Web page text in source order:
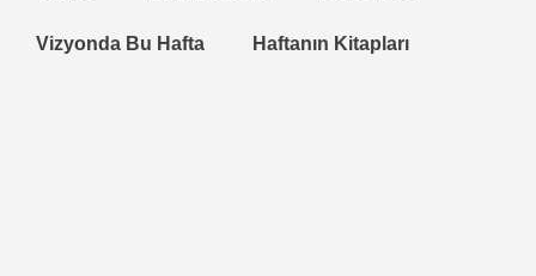
Vizyonda Bu Hafta Haftanın Kitapları